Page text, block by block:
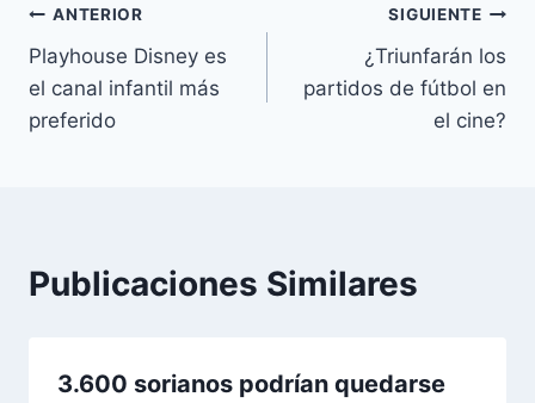
u
e
t
a
a
Navegación
de
entradas
ANTERIOR
Playhouse Disney es
el canal infantil más
preferido
SIGUIENTE
¿Triunfarán los
partidos de fútbol en
el cine?
Publicaciones Similares
3.600 sorianos podrían quedarse